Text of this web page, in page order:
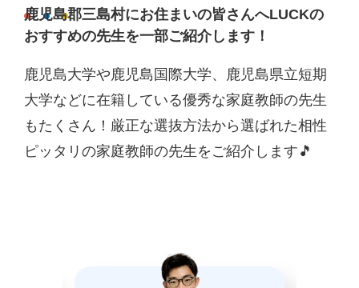
鹿児島郡三島村にお住まいの皆さんへLUCKの
おすすめの先生を一部ご紹介します！
鹿児島大学や鹿児島国際大学、鹿児島県立短期
大学などに在籍している優秀な家庭教師の先生
もたくさん！厳正な選抜方法から選ばれた相性
ピッタリの家庭教師の先生をご紹介します🎵